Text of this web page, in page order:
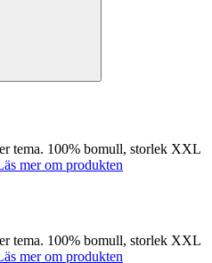
tema. 100% bomull, storlek XXL
mer om produkten
tema. 100% bomull, storlek XXL
mer om produkten